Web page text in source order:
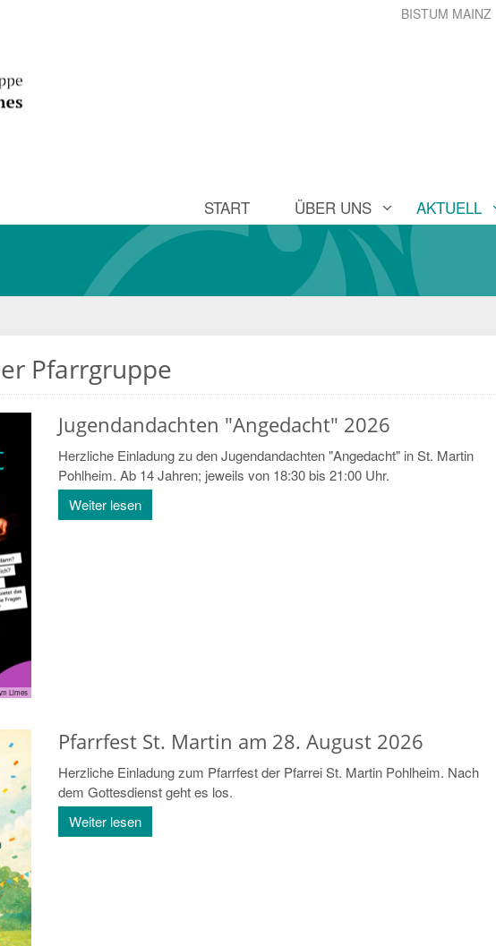
BISTUM MAINZ
START ÜBER UNS AKTUELL
Pfarrgruppe
Limes
Jugendandachten "Angedacht" 2026
Herzliche Einladung zu den Jugendandachten "Angedacht" in St. Martin
Pohlheim. Ab 14 Jahren; jeweils von 18:30 bis 21:00 Uhr.
Weiter lesen
Pfarrfest St. Martin am 28. August 2026
Herzliche Einladung zum Pfarrfest der Pfarrei St. Martin Pohlheim. Nach
dem Gottesdienst geht es los.
Weiter lesen